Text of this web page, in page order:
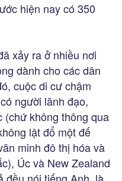
hiện nay có 350
xảy ra ở nhiều nơi
dành cho các dân
cuộc di cư chậm
người lãnh đạo,
(chứ không thông qua
lật đổ một đế
minh đô thị hóa và
Úc và New Zealand
đều nói tiếng Anh, là